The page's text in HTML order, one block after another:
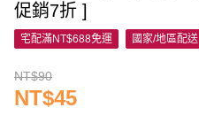
促銷7折 ]
宅配滿NT$688免運 國家/地區配送
NT$90
NT$45